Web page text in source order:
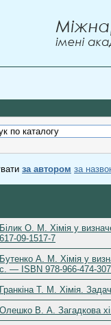
за автором за
Білик О. М. Хімія у
617-09-1517-7
Бутенко А. М. Хімія у
с. — ISBN 978-966-474-
Гранкіна Т. М. Хімія.
Олешко В. А. Загадкова